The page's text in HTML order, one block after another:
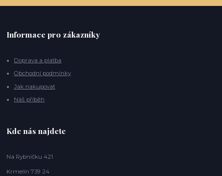
Informace pro zákazníky
Doprava a platba
Obchodní podmínky
Jak nakupovat
Náš příběh
Kde nás najdete
Na Rybníčku 421
Krmelín 739 24